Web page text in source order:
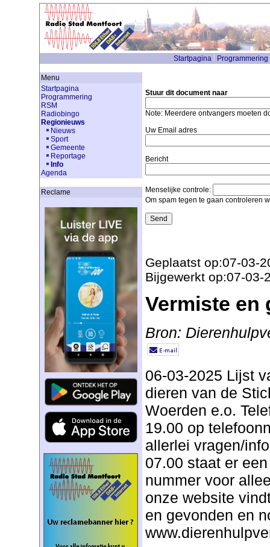
Startpagina Programmering
Menu
Startpagina
Programmering
RSM
Radiobingo
Regionieuws
Nieuws
Sport
Gemeente
Reportage
Info
Agenda
Reclame
Stuur dit document naar
Note: Meerdere ontvangers moeten
Uw Email adres
Bericht
Menselijke controle:
Om spam tegen te gaan controleren
Geplaatst op:07-03-
Bijgewerkt op:07-03-
Vermiste en
Bron:
06-03-2025 Lijst
dieren van de
Woerden e.o.
19.00 op
allerlei vragen/
07.00 staat er
nummer voor
onze website
en gevonden en